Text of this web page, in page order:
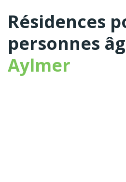
Résidences
personnes
Aylmer